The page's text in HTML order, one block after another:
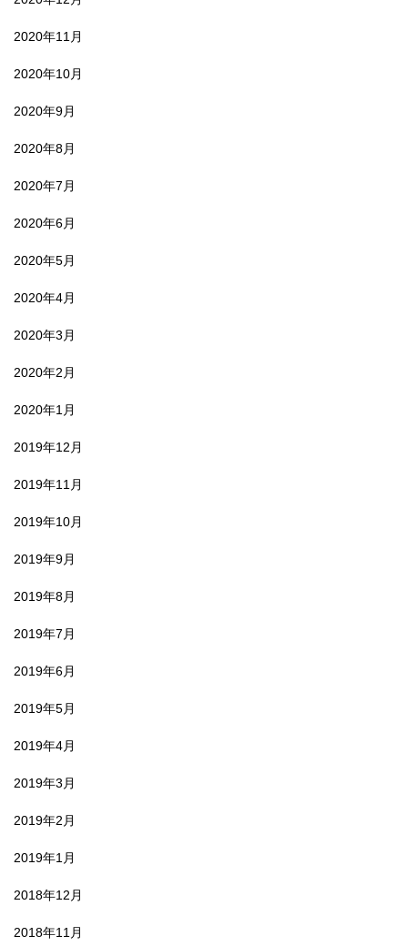
2020年11月
2020年10月
2020年9月
2020年8月
2020年7月
2020年6月
2020年5月
2020年4月
2020年3月
2020年2月
2020年1月
2019年12月
2019年11月
2019年10月
2019年9月
2019年8月
2019年7月
2019年6月
2019年5月
2019年4月
2019年3月
2019年2月
2019年1月
2018年12月
2018年11月